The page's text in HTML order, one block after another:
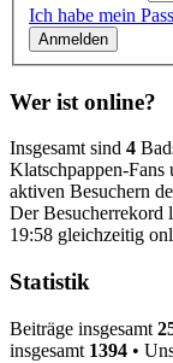
Ich habe mein
Wer ist online?
Insgesamt sind 4
Klatschpappen-Fans
aktiven Besuchern
Der Besucherrekord
19:58 gleichzeitig
Statistik
Beiträge insgesamt
insgesamt 1394 •